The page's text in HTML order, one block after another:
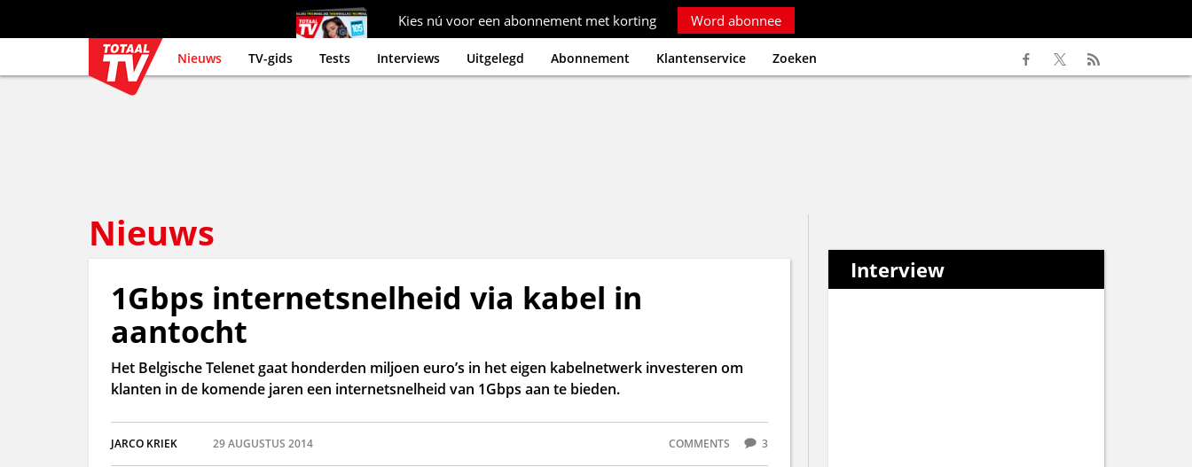
Kies nú voor een abonnement met korting Word abonnee
Nieuws TV-gids Tests Interviews Uitgelegd Abonnement Klantenservice Zoeken
Nieuws
1Gbps internetsnelheid via kabel in
aantocht
Het Belgische Telenet gaat honderden miljoen euro’s in het eigen kabelnetwerk investeren om
klanten in de komende jaren een internetsnelheid van 1Gbps aan te bieden.
JARCO KRIEK 29 AUGUSTUS 2014 COMMENTS 3
Interview